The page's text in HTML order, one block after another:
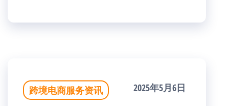
跨境电商服务资讯 2025年5月6日